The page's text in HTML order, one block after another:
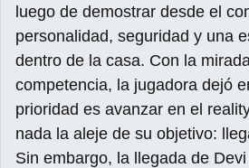
luego de demostrar desde el
personalidad, seguridad y una
dentro de la casa. Con la
competencia, la jugadora dejó
prioridad es avanzar en el
nada la aleje de su objetivo:
Sin embargo, la llegada de